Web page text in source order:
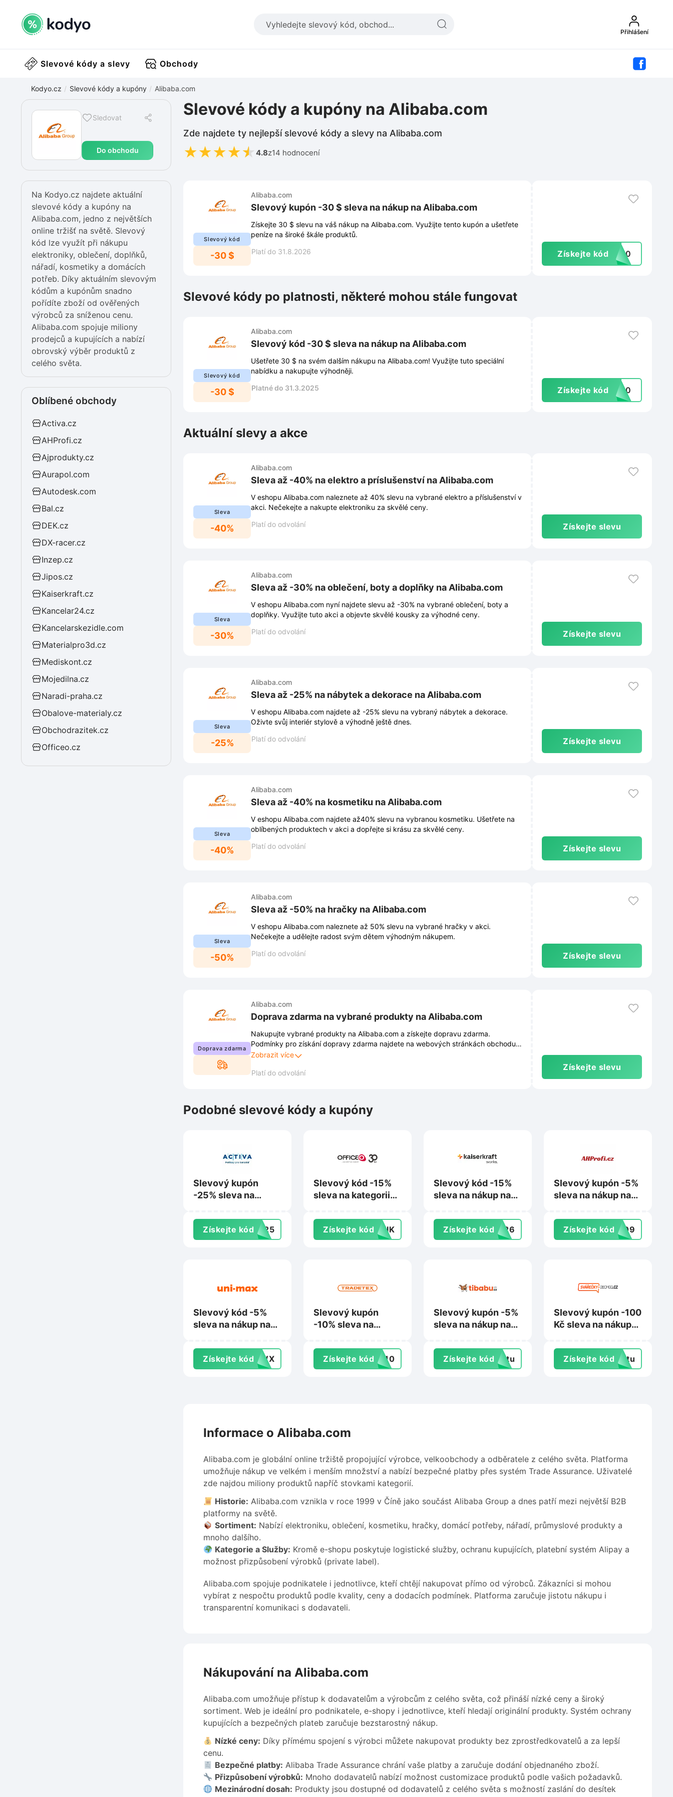
Přihlášení
Slevové kódy a slevy Obchody
Kodyo.cz Slevové kódy a kupóny Alibaba.com
Sledovat
Do obchodu
Slevové kódy a kupóny na Alibaba.com
Zde najdete ty nejlepší slevové kódy a slevy na Alibaba.com
★★★★★ 4.8z14 hodnocení
Na Kodyo.cz najdete aktuální
slevové kódy a kupóny na
Alibaba.com, jedno z největších
online tržišť na světě. Slevový
kód lze využít při nákupu
elektroniky, oblečení, doplňků,
nářadí, kosmetiky a domácích
potřeb. Díky aktuálním slevovým
kódům a kupónům snadno
pořídíte zboží od ověřených
výrobců za sníženou cenu.
Alibaba.com spojuje miliony
prodejců a kupujících a nabízí
obrovský výběr produktů z
celého světa.
Oblíbené obchody
Activa.cz
AHProfi.cz
Ajprodukty.cz
Aurapol.com
Autodesk.com
Bal.cz
DEK.cz
DX-racer.cz
Inzep.cz
Jipos.cz
Kaiserkraft.cz
Kancelar24.cz
Kancelarskezidle.com
Materialpro3d.cz
Mediskont.cz
Mojedilna.cz
Naradi-praha.cz
Obalove-materialy.cz
Obchodrazitek.cz
Officeo.cz
Slevový kód
-30 $
Alibaba.com
Slevový kupón -30 $ sleva na nákup na Alibaba.com
Získejte 30 $ slevu na váš nákup na Alibaba.com. Využijte tento kupón a ušetřete
peníze na široké škále produktů.
Platí do 31.8.2026
Získejte kódTK30
Slevové kódy po platnosti, některé mohou stále fungovat
Slevový kód
-30 $
Alibaba.com
Slevový kód -30 $ sleva na nákup na Alibaba.com
Ušetřete 30 $ na svém dalším nákupu na Alibaba.com! Využijte tuto speciální
nabídku a nakupujte výhodněji.
Platné do 31.3.2025
Získejte kód IT30
Aktuální slevy a akce
Sleva
-40%
Alibaba.com
Sleva až -40% na elektro a príslušenství na Alibaba.com
V eshopu Alibaba.com naleznete až 40% slevu na vybrané elektro a příslušenství v
akci. Nečekejte a nakupte elektroniku za skvělé ceny.
Platí do odvolání
Získejte slevu
Sleva
-30%
Alibaba.com
Sleva až -30% na oblečení, boty a doplňky na Alibaba.com
V eshopu Alibaba.com nyní najdete slevu až -30% na vybrané oblečení, boty a
doplňky. Využijte tuto akci a objevte skvělé kousky za výhodné ceny.
Platí do odvolání
Získejte slevu
Sleva
-25%
Alibaba.com
Sleva až -25% na nábytek a dekorace na Alibaba.com
V eshopu Alibaba.com najdete až -25% slevu na vybraný nábytek a dekorace.
Oživte svůj interiér stylově a výhodně ještě dnes.
Platí do odvolání
Získejte slevu
Sleva
-40%
Alibaba.com
Sleva až -40% na kosmetiku na Alibaba.com
V eshopu Alibaba.com najdete až40% slevu na vybranou kosmetiku. Ušetřete na
oblíbených produktech v akci a dopřejte si krásu za skvělé ceny.
Platí do odvolání
Získejte slevu
Sleva
-50%
Alibaba.com
Sleva až -50% na hračky na Alibaba.com
V eshopu Alibaba.com naleznete až 50% slevu na vybrané hračky v akci.
Nečekejte a udělejte radost svým dětem výhodným nákupem.
Platí do odvolání
Získejte slevu
Doprava zdarma
Alibaba.com
Doprava zdarma na vybrané produkty na Alibaba.com
Nakupujte vybrané produkty na Alibaba.com a získejte dopravu zdarma.
Podmínky pro získání dopravy zdarma najdete na webových stránkách obchodu.
Podmínky se mohou měnit.
Zobrazit více
Platí do odvolání
Získejte slevu
Podobné slevové kódy a kupóny
Slevový kupón
-25% sleva na
potřeby na
Activa.cz
Získejte kódVA25
Slevový kód -15%
sleva na kategorii
Officeo.cz
Získejte kódKNIK
Slevový kód -15%
sleva na nákup na
Získejte kódRT26
Slevový kupón -5%
sleva na nákup na
Získejte kódoy09
Slevový kód -5%
sleva na nákup na
Získejte kódK3WX
Slevový kupón
-10% sleva na
Tradetex.cz
Získejte kódLE10
Slevový kupón -5%
sleva na nákup na
Získejte kódextu
Slevový kupón -100
Kč sleva na nákup
obchod.cz
Získejte kódextu
Informace o Alibaba.com
Alibaba.com je globální online tržiště propojující výrobce, velkoobchody a odběratele z celého světa. Platforma
umožňuje nákup ve velkém i menším množství a nabízí bezpečné platby přes systém Trade Assurance. Uživatelé
zde najdou miliony produktů napříč stovkami kategorií.
Historie: Alibaba.com vznikla v roce 1999 v Číně jako součást Alibaba Group a dnes patří mezi největší B2B
platformy na světě.
Sortiment: Nabízí elektroniku, oblečení, kosmetiku, hračky, domácí potřeby, nářadí, průmyslové produkty a
mnoho dalšího.
Kategorie a Služby: Kromě e-shopu poskytuje logistické služby, ochranu kupujících, platební systém Alipay a
možnost přizpůsobení výrobků (private label).
Alibaba.com spojuje podnikatele i jednotlivce, kteří chtějí nakupovat přímo od výrobců. Zákazníci si mohou
vybírat z nespočtu produktů podle kvality, ceny a dodacích podmínek. Platforma zaručuje jistotu nákupu i
transparentní komunikaci s dodavateli.
Nákupování na Alibaba.com
Alibaba.com umožňuje přístup k dodavatelům a výrobcům z celého světa, což přináší nízké ceny a široký
sortiment. Web je ideální pro podnikatele, e-shopy i jednotlivce, kteří hledají originální produkty. Systém ochrany
kupujících a bezpečných plateb zaručuje bezstarostný nákup.
Nízké ceny: Díky přímému spojení s výrobci můžete nakupovat produkty bez zprostředkovatelů a za lepší
cenu.
Bezpečné platby: Alibaba Trade Assurance chrání vaše platby a zaručuje dodání objednaného zboží.
Přizpůsobení výrobků: Mnoho dodavatelů nabízí možnost customizace produktů podle vašich požadavků.
Mezinárodní dosah: Produkty jsou dostupné od dodavatelů z celého světa s možností zaslání do desítek